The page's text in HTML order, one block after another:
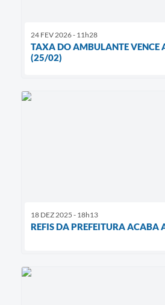
24 FEV 2026 - 11h28
TAXA DO AMBULANTE VENCE
(25/02)
18 DEZ 2025 - 18h13
REFIS DA PREFEITURA